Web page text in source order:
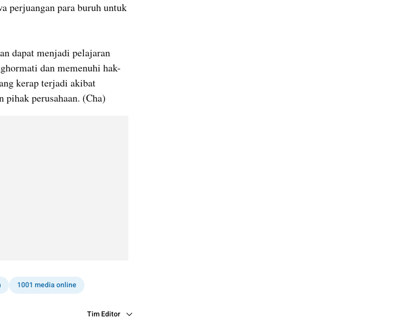
perjuangan para buruh untuk
dapat menjadi pelajaran
dan memenuhi hak-
kerap terjadi akibat
pihak perusahaan. (Cha)
1001 media online
Tim Editor